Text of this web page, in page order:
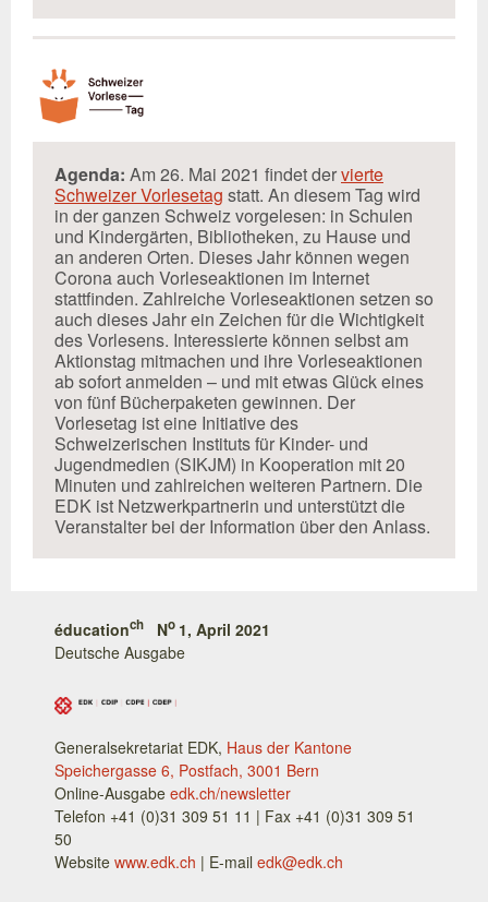
Agenda: Am 26. Mai 2021 findet dervierte
Schweizer Vorlesetag statt. An diesem Tag wird
in der ganzen Schweiz vorgelesen: in Schulen
und Kindergärten, Bibliotheken, zu Hause und
an anderen Orten. Dieses Jahr können wegen
Corona auch Vorleseaktionen im Internet
stattfinden. Zahlreiche Vorleseaktionen setzen so
auch dieses Jahr ein Zeichen für die Wichtigkeit
des Vorlesens. Interessierte können selbst am
Aktionstag mitmachen und ihre Vorleseaktionen
ab sofort anmelden – und mit etwas Glück eines
von fünf Bücherpaketen gewinnen. Der
Vorlesetag ist eine Initiative des
Schweizerischen Instituts für Kinder- und
Jugendmedien (SIKJM) in Kooperation mit 20
Minuten und zahlreichen weiteren Partnern. Die
EDK ist Netzwerkpartnerin und unterstützt die
Veranstalter bei der Information über den Anlass.
éducationch No 1, April 2021
Deutsche Ausgabe
Generalsekretariat EDK, Haus der Kantone
Speichergasse 6, Postfach, 3001 Bern
Online-Ausgabe edk.ch/newsletter
Telefon +41 (0)31 309 51 11 | Fax +41 (0)31 309 51
50
Website www.edk.ch | E-mail edk@edk.ch